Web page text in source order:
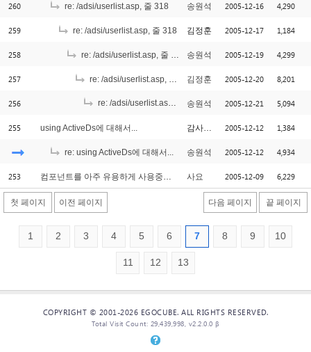
260 re: /adsi/userlist.asp, 줄 318 송원석 2005-12-16 4,290
259 re: /adsi/userlist.asp, 줄 318 김정훈 2005-12-17 1,184
258 re: /adsi/userlist.asp, 줄 318 송원석 2005-12-19 4,299
257 re: /adsi/userlist.asp, 줄 318 김정훈 2005-12-20 8,201
256 re: /adsi/userlist.asp, 줄 318 [1]
송원석 2005-12-21 5,094
255 using ActiveDs에 대해서... 감사하는이 2005-12-12 1,384
re: using ActiveDs에 대해서... 송원석 2005-12-12 4,934
253 컴포넌트를 아주 유용하게 사용중이였는데요.. 사요 2005-12-09 6,229
첫 페이지 이전 페이지 다음 페이지 끝 페이지
1 2 3 4 5 6 7 8 9 10
11 12 13
COPYRIGHT © 2001-2026 EGOCUBE. ALL RIGHTS RESERVED.
Total Visit Count: 29,439,998, v2.2.0.0 β